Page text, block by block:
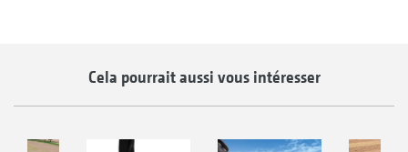
Cela pourrait aussi vous intéresser